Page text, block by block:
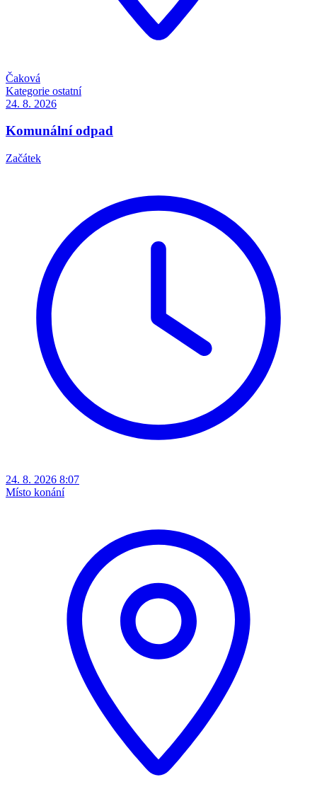
Čaková
Kategorie ostatní
24. 8. 2026
Komunální odpad
Začátek
24. 8. 2026 8:07
Místo konání